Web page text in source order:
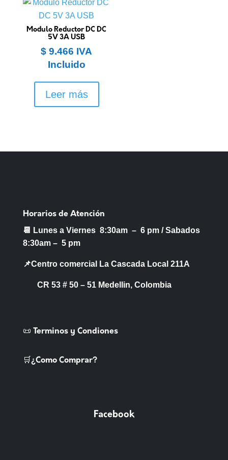
Modulo Reductor DC DC
5V 3A USB
$ 9.466 IVA
Incluido
Leer más
Horarios de Atención
📆 Lunes a Viernes 8:30am – 6 pm /Sabados
8:30am – 5 pm
📌Centro comercial La Cascada Local 211A
CR 53 # 50 – 51 Medellin, Colombia
📜 Terminos y Condiones
🛒¿Como Comprar?
Facebook